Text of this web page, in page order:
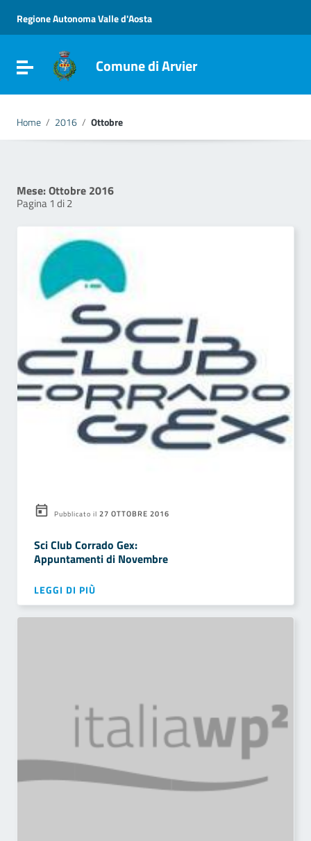
Vai al menu di navigazione
Vai al footer
Regione Autonoma Valle d'Aosta
Attiva / disattiva la navigazione
Comune di Arvier
Home / 2016 / Ottobre
Mese:Ottobre 2016
Pagina 1 di 2
Pubblicato il 27 OTTOBRE 2016
Sci Club Corrado Gex:
Appuntamenti di Novembre
LEGGI DI PIÙ